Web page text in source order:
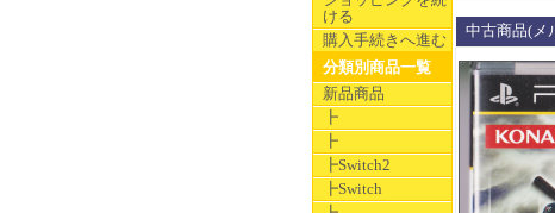
ける
購入手続きへ進む
分類別商品一覧
新品商品
┣
┣
┣Switch2
┣Switch
中古商品(メ